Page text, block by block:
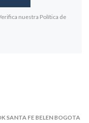
nuestra Política de
SANTA FE BELEN BOGOTA